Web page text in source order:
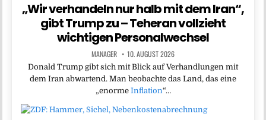
„Wir verhandeln nur halb mit dem Iran“,
gibt Trump zu – Teheran vollzieht
wichtigen Personalwechsel
MANAGER 10. AUGUST 2026
Donald Trump gibt sich mit Blick auf Verhandlungen mit
dem Iran abwartend. Man beobachte das Land, das eine
„enorme Inflation“…